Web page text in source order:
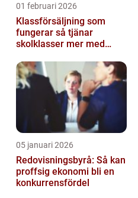
01 februari 2026
Klassförsäljning som
fungerar så tjänar
skolklasser mer med
05 januari 2026
Redovisningsbyrå: Så kan
proffsig ekonomi bli en
konkurrensfördel